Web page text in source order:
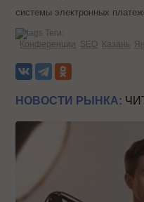
системы электронных
Теги:
Конференции SEO Казань
НОВОСТИ РЫНКА: